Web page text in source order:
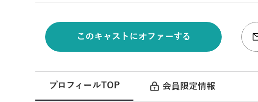
このキャストにオファーする
プロフィールTOP 会員限定情報